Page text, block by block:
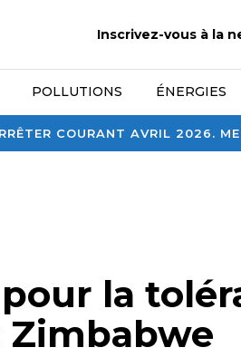
COURANT AVRIL 2026.
Inscrivez-vous à la
POLLUTIONS ÉNERGIES
la
Zimbabwe